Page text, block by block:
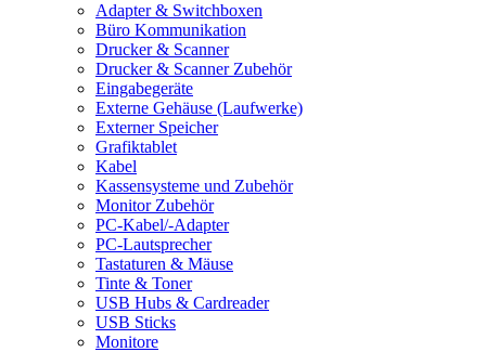
Adapter & Switchboxen
Büro Kommunikation
Drucker & Scanner
Drucker & Scanner Zubehör
Eingabegeräte
Externe Gehäuse (Laufwerke)
Externer Speicher
Grafiktablet
Kabel
Kassensysteme und Zubehör
Monitor Zubehör
PC-Kabel/-Adapter
PC-Lautsprecher
Tastaturen & Mäuse
Tinte & Toner
USB Hubs & Cardreader
USB Sticks
Monitore